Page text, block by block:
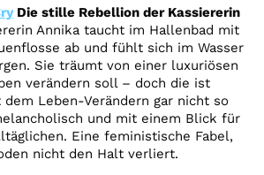
Die stille Rebellion der Kassiererin
Annika taucht im Hallenbad mit
ab und fühlt sich im Wasser
Sie träumt von einer luxuriösen
verändern soll – doch die ist
Leben-Verändern gar nicht so
und mit einem Blick für
Eine feministische Fabel,
nicht den Halt verliert.